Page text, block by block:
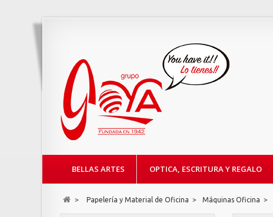
BELLAS ARTES OPTICA, ESCRITURA Y REGALO
> Papelería y Material de Oficina > Máquinas Oficina >